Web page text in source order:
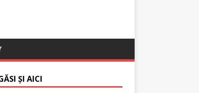
ȘI AICI